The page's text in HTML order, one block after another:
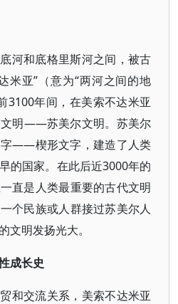
河和底格里斯河之间，被古
米亚”（意为“两河之间的地
3100年间，在美索不达米亚
明——苏美尔文明。苏美尔
字——楔形文字，建造了人类
的国家。在此后近3000年的
直是人类最重要的古代文明
个民族或人群接过苏美尔人
文明发扬光大。
成长史
和交流关系，美索不达米亚